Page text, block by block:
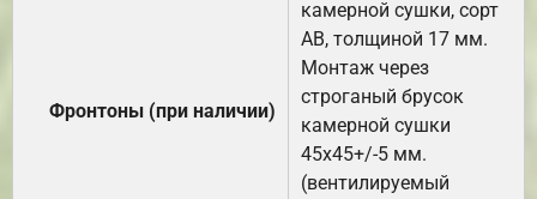
Фронтоны (при наличии)
камерной сушки, сорт
АВ, толщиной 17 мм.
Монтаж через
строганый брусок
камерной сушки
45х45+/-5 мм.
(вентилируемый